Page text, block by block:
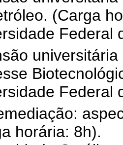
(Carga
Federal
Federal
horária: 8h).